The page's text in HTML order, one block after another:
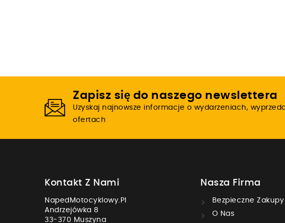
Zapisz się do naszego newslettera
Uzyskaj najnowsze informacje o wydarzeniach,
ofertach
Kontakt Z Nami
NapedMotocyklowy.pl
Andrzejówka 8
33-370 Muszyna
Nasza Firma
Bezpieczne Zakupy
O Nas